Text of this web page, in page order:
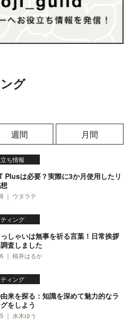
グ
週間 月間
ち情報
Plusは必要？実際に3か月使用したリ
｜ ウタラテ
ィング
しゃいは無事を祈る言葉！日常挨拶
査しました
｜ 桜井はるか
ィング
来を探る：知識を深めて魅力的なラ
をしよう
｜ 水木ゆう